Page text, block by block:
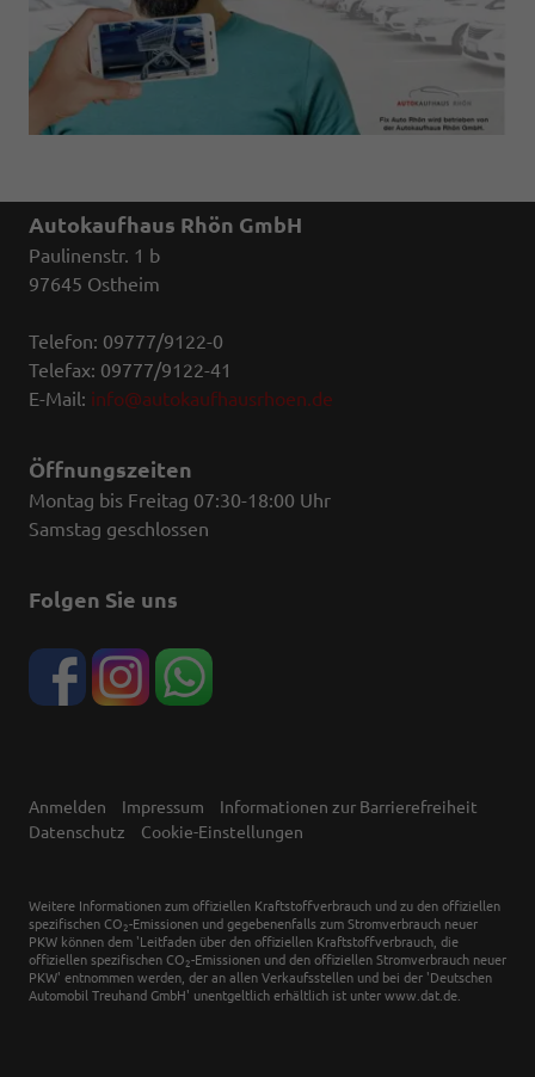
Autokaufhaus Rhön GmbH
Paulinenstr. 1 b
97645 Ostheim
Telefon: 09777/9122-0
Telefax: 09777/9122-41
E-Mail: info@autokaufhausrhoen.de
Öffnungszeiten
Montag bis Freitag 07:30-18:00 Uhr
Samstag geschlossen
Folgen Sie uns
Anmelden Impressum
Informationen zur Barrierefreiheit
Datenschutz
Cookie-Einstellungen
Weitere Informationen zum offiziellen Kraftstoffverbrauch und zu den offiziellen
spezifischen CO 2-Emissionen und gegebenenfalls zum Stromverbrauch neuer
PKW können dem 'Leitfaden über den offiziellen Kraftstoffverbrauch, die
offiziellen spezifischen CO 2-Emissionen und den offiziellen Stromverbrauch neuer
PKW' entnommen werden, der an allen Verkaufsstellen und bei der 'Deutschen
Automobil Treuhand GmbH' unentgeltlich erhältlich ist unter www.dat.de.